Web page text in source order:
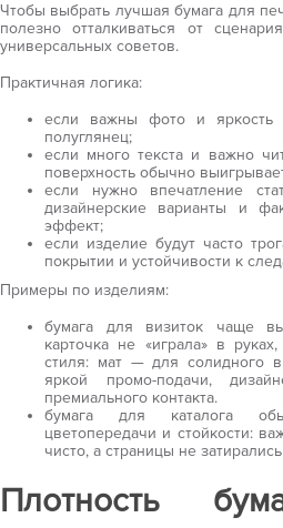
Чтобы выбрать лучшая бумага для
полезно отталкиваться от
универсальных советов.
Практичная логика:
если важны фото и яркость
полуглянец;
если много текста и важно
поверхность обычно
если нужно впечатление
дизайнерские варианты и
эффект;
если изделие будут часто
покрытии и устойчивости к
Примеры по изделиям:
бумага для визиток чаще
карточка не «играла» в
стиля: мат — для солидного
яркой промо-подачи,
премиального контакта.
бумага для каталога
цветопередачи и стойкости:
чисто, а страницы не
Плотность